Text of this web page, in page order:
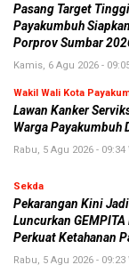
Pasang Target
Payakumbuh
Porprov Sumbar
Kamis, 6 Agu 2026 -
Wakil Wali Kota
Lawan Kanker
Warga Payakumbuh
Rabu, 5 Agu 2026 - 09:34
Sekda
Pekarangan Kini
Luncurkan
Perkuat Ketahanan
Rabu, 5 Agu 2026 - 09:23